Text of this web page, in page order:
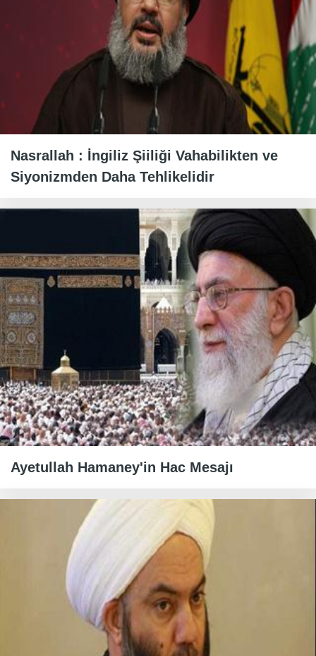
Nasrallah : İngiliz Şiiliği Vahabilikten ve
Siyonizmden Daha Tehlikelidir
Ayetullah Hamaney'in Hac Mesajı